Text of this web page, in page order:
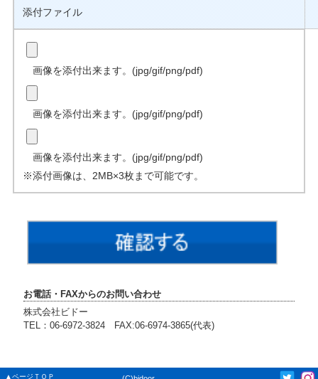
添付ファイル
画像を添付出来ます。(jpg/gif/png/pdf)
画像を添付出来ます。(jpg/gif/png/pdf)
画像を添付出来ます。(jpg/gif/png/pdf)
※添付画像は、2MB×3枚まで可能です。
お電話・FAXからのお問い合わせ
株式会社ビドー
TEL：06-6972-3824 FAX:06-6974-3865(代表)
▲ページＴＯＰ